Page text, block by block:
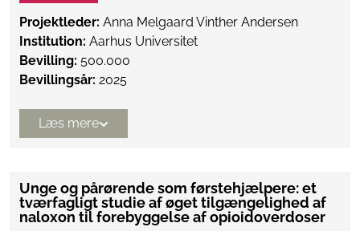
Projektleder: Anna Melgaard Vinther Andersen
Institution: Aarhus Universitet
Bevilling: 500.000
Bevillingsår: 2025
Læs mere
Unge og pårørende som førstehjælpere: et
tværfagligt studie af øget tilgængelighed af
naloxon til forebyggelse af opioidoverdoser